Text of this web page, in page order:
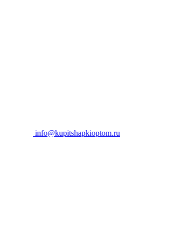
info@kupitshapkioptom.ru